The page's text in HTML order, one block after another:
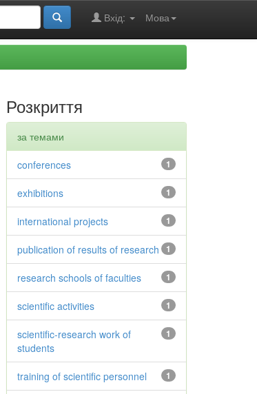
Мова
Вхід:
Розкриття
за темами
1
conferences
1
exhibitions
1
international projects
1
publication of results of research
1
research schools of faculties
1
scientific activities
1
scientific-research work of
students
1
training of scientific personnel